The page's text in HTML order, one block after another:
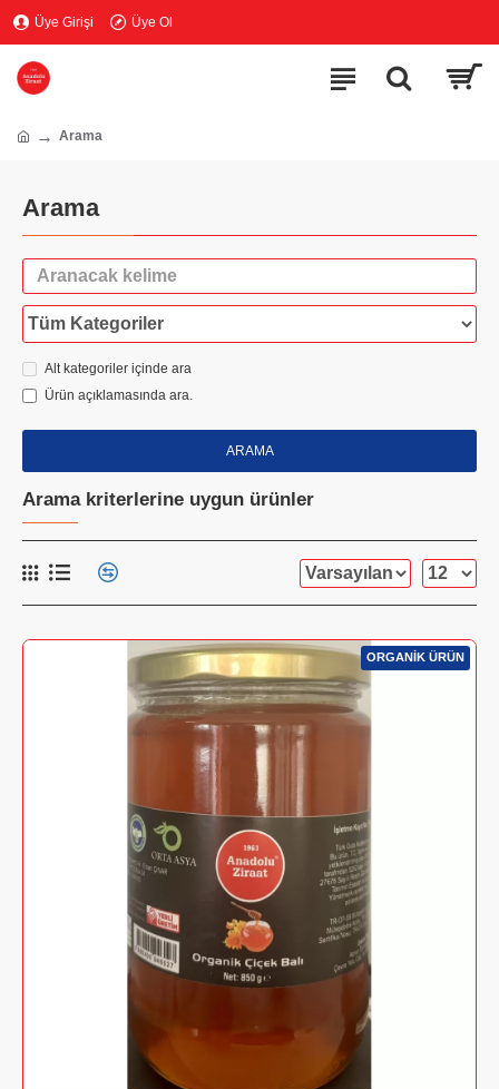
Üye Girişi Üye Ol
Arama
Arama
Alt kategoriler içinde ara
Ürün açıklamasında ara.
ARAMA
Arama kriterlerine uygun ürünler
ORGANİK ÜRÜN